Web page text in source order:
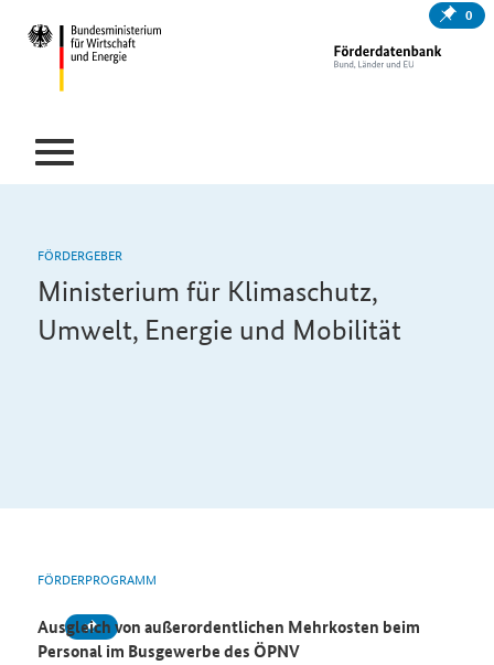
0
FÖRDERGEBER
Ministerium für Klimaschutz,
Umwelt, Energie und Mobilität
FÖRDERPROGRAMM
Ausgleich von außerordentlichen Mehrkosten beim
Personal im Busgewerbe des ÖPNV